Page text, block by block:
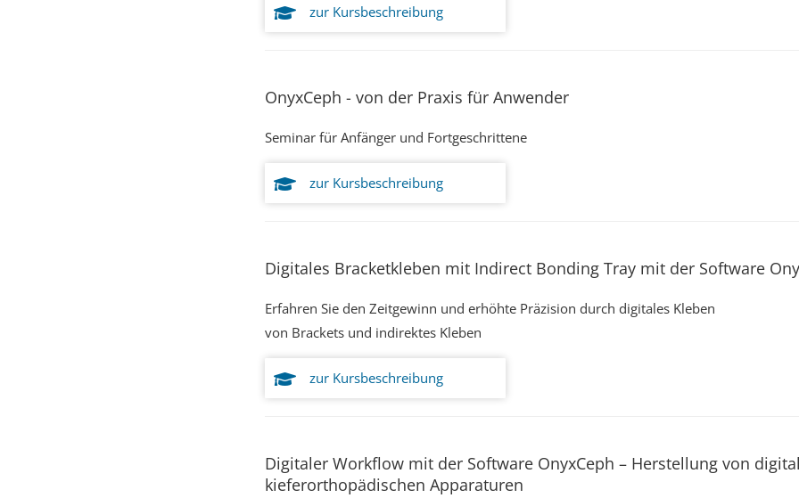
zur Kursbeschreibung
OnyxCeph - von der Praxis für Anwender
Seminar für Anfänger und Fortgeschrittene
zur Kursbeschreibung
Digitales Bracketkleben mit Indirect Bonding Tray mit der Software
Erfahren Sie den Zeitgewinn und erhöhte Präzision durch digitales Kleben
von Brackets und indirektes Kleben
zur Kursbeschreibung
Digitaler Workflow mit der Software OnyxCeph – Herstellung von
kieferorthopädischen Apparaturen